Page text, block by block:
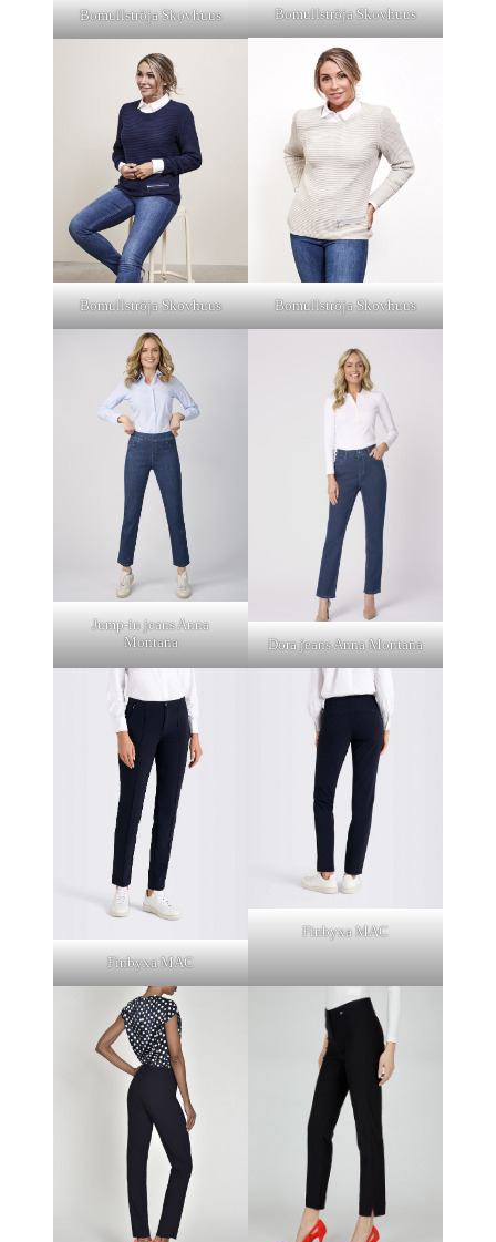
Bomullströja Skovhuus Bomullströja Skovhuus
Bomullströja Skovhuus Bomullströja Skovhuus
Jump-in jeans Anna
Montana
Dora jeans Anna Montana
Finbyxa MAC
Finbyxa MAC